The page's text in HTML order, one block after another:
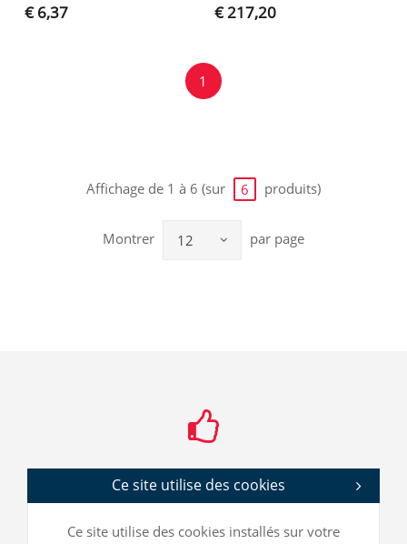
€ 6,37 € 217,20
1
Affichage de 1 à 6 (sur 6 produits)
Montrer 12 par page
Ce site utilise des cookies
Ce site utilise des cookies installés sur votre